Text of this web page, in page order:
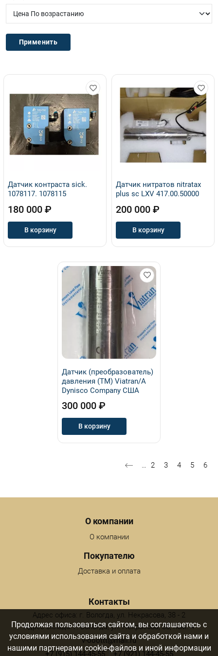
Датчик контраста sick.
1078117. 1078115
180 000 ₽
В корзину
Датчик нитратов nitratax
plus sc LXV 417.00.50000
200 000 ₽
В корзину
Датчик (преобразователь)
давления (ТМ) Viatran/A
Dynisco Company США
300 000 ₽
В корзину
… Страница
2 Страница
3 Страница
4 5 6
О компании
О компании
Покупателю
Доставка и оплата
Контакты
Адрес офиса: г. Вологда, ул. Некрасова, 38 - 2
Адрес склада: г. Вологда, ул. Некрасова, 38, пом. 4
v-ooottt@mail.ru
+7 (915) 144-45-55
+7 (921) 144-45-55
Продолжая пользоваться сайтом, вы соглашаетесь с
условиями использования сайта и обработкой нами и
нашими партнерами cookie-файлов и иной информации